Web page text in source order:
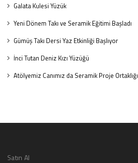
Galata Kulesi Yüzük
Yeni Dönem Takı ve Seramik Eğitimi Başladı
Gümüş Takı Dersi Yaz Etkinliği Başlıyor
İnci Tutan Deniz Kızı Yüzüğü
Atölyemiz Canımız da Seramik Proje Ortaklığı
Satın Al